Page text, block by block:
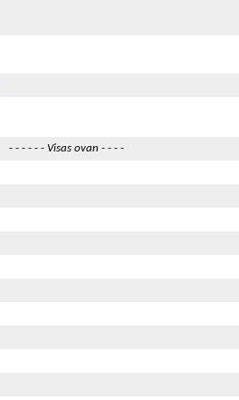
- - - - - - Visas ovan - - - -